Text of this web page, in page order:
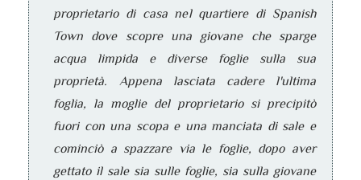
proprietario di casa nel quartiere di Spanish
Town dove scopre una giovane che sparge
acqua limpida e diverse foglie sulla sua
proprietà. Appena lasciata cadere l'ultima
foglia, la moglie del proprietario si precipitò
fuori con una scopa e una manciata di sale e
cominciò a spazzare via le foglie, dopo aver
gettato il sale sia sulle foglie, sia sulla giovane